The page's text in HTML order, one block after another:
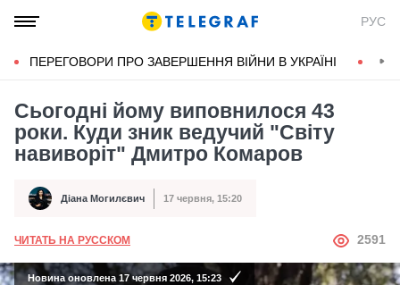
РУС
ПЕРЕГОВОРИ ПРО ЗАВЕРШЕННЯ ВІЙНИ В УКРАЇНІ
Сьогодні йому виповнилося 43
роки. Куди зник ведучий "Світу
навиворіт" Дмитро Комаров
Автор Діана Могилєвич
Дата публікації 17 червня, 15:20
ЧИТАТЬ НА РУССКОМ АВТОР
2591
Новина оновлена 17 червня 2026, 15:23